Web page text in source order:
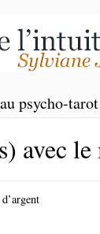
psycho-tarot
avec le